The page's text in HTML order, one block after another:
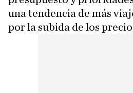
una tendencia de más
por la subida de los